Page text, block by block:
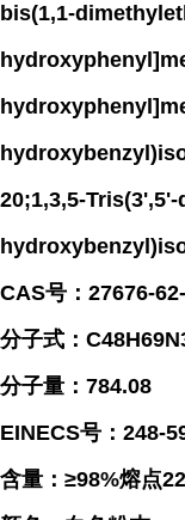
bis(1,1-
20;1,3,5-
CAS号：27676-
分子式：
分子量：784.08
EINECS号：248-
含量：≥98%熔点